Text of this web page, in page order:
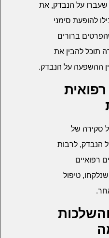
שעברו על הנבדק, את
להופעת סימני
ברורים
תוכל להבין את
ההשפעה על הנבדק.
סקירה של
הנבדק, לרבות
רפואיים
טיפול